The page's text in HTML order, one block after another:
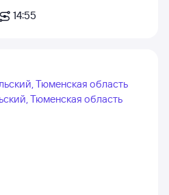
14:55
Тюменская область
Тюменская область